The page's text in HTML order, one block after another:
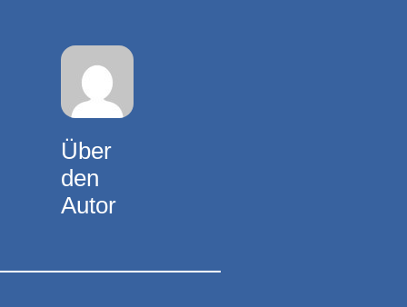
Über
den
Autor